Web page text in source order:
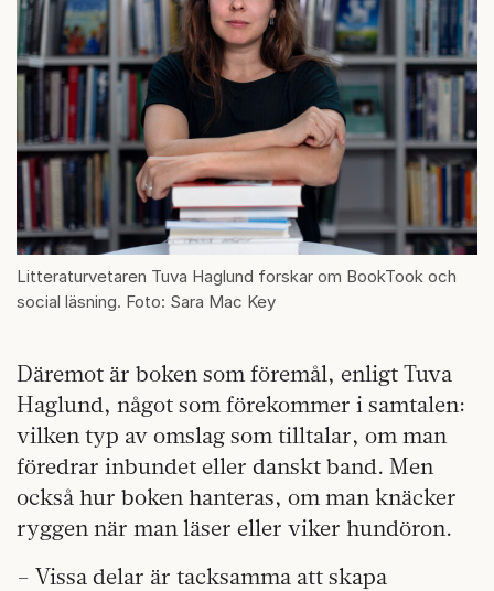
Litteraturvetaren Tuva Haglund forskar om BookTook och
social läsning. Foto: Sara Mac Key
Däremot är boken som föremål, enligt Tuva
Haglund, något som förekommer i samtalen:
vilken typ av omslag som tilltalar, om man
föredrar inbundet eller danskt band. Men
också hur boken hanteras, om man knäcker
ryggen när man läser eller viker hundöron.
– Vissa delar är tacksamma att skapa